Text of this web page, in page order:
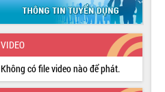
VIDEO
Không có file video nào để phát.